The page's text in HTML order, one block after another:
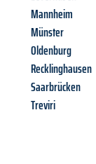
Mannheim
Münster
Oldenburg
Recklinghausen
Saarbrücken
Treviri